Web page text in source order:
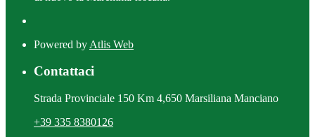
Powered by Atlis Web
Contattaci
Strada Provinciale 150 Km 4,650 Marsiliana Manciano
+39 335 8380126